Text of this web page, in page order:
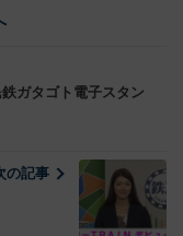
ガタゴト電子スタン
の記事